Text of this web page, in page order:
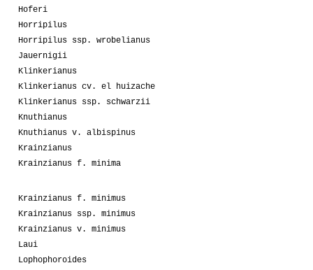
Hoferi
Horripilus
Horripilus ssp. wrobelianus
Jauernigii
Klinkerianus
Klinkerianus cv. el huizache
Klinkerianus ssp. schwarzii
Knuthianus
Knuthianus v. albispinus
Krainzianus
Krainzianus f. minima
Krainzianus f. minimus
Krainzianus ssp. minimus
Krainzianus v. minimus
Laui
Lophophoroides